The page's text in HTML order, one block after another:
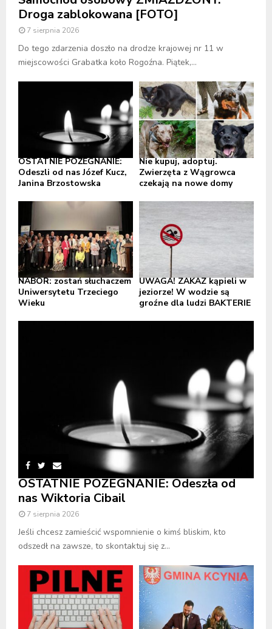
Droga zablokowana [FOTO]
7 sierpnia 2026
Do tego zdarzenia doszło na drodze krajowej nr 11 w
miejscowości Grabatka koło Rogoźna. Piątek,...
OSTATNIE POŻEGNANIE:
Odeszli od nas Józef Kucz,
Janina Brzostowska
Nie kupuj, adoptuj.
Zwierzęta z Wągrowca
czekają na nowe domy
NABÓR: zostań słuchaczem
Uniwersytetu Trzeciego
Wieku
UWAGA! ZAKAZ kąpieli w
jeziorze! W wodzie są
groźne dla ludzi BAKTERIE
OSTATNIE POŻEGNANIE: Odeszła od
nas Wiktoria Cibail
7 sierpnia 2026
Jeśli chcesz zamieścić wspomnienie o kimś bliskim, kto
odszedł na zawsze, to skontaktuj się z...